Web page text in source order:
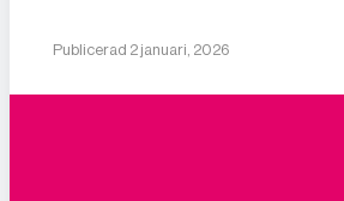
Publicerad 2 januari, 2026